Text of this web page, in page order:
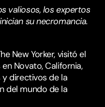
valiosos, los expertos
su necromancia.
New Yorker, visitó el
Novato, California,
directivos de la
del mundo de la